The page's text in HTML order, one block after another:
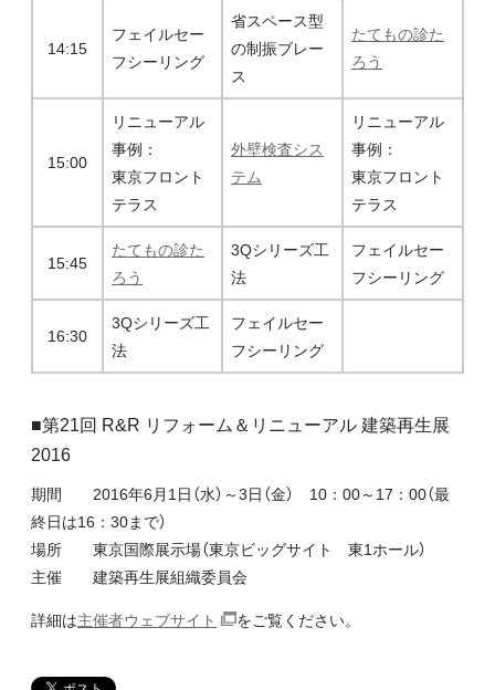
14:15
フェイルセー
フシーリング
省スペース型
の制振ブレー
ス
たてもの診た
ろう
15:00
リニューアル
事例：
東京フロント
テラス
外壁検査シス
テム
リニューアル
事例：
東京フロント
テラス
15:45
たてもの診た
ろう
3Qシリーズ工
法
フェイルセー
フシーリング
16:30
3Qシリーズ工
法
フェイルセー
フシーリング
■第21回 R&R リフォーム＆リニューアル 建築再生展
2016
期間 2016年6月1日（水）～3日（金） 10：00～17：00（最
終日は16：30まで）
場所 東京国際展示場（東京ビッグサイト 東1ホール）
主催 建築再生展組織委員会
詳細は主催者ウェブサイト をご覧ください。